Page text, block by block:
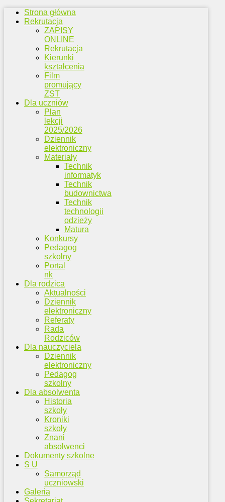
Strona główna
Rekrutacja
ZAPISY
ONLINE
Rekrutacja
Kierunki
kształcenia
Film
promujący
ZST
Dla uczniów
Plan
lekcji
2025/2026
Dziennik
elektroniczny
Materiały
Technik
informatyk
Technik
budownictwa
Technik
technologii
odzieży
Matura
Konkursy
Pedagog
szkolny
Portal
nk
Dla rodzica
Aktualności
Dziennik
elektroniczny
Referaty
Rada
Rodziców
Dla nauczyciela
Dziennik
elektroniczny
Pedagog
szkolny
Dla absolwenta
Historia
szkoły
Kroniki
szkoły
Znani
absolwenci
Dokumenty szkolne
S U
Samorząd
uczniowski
Galeria